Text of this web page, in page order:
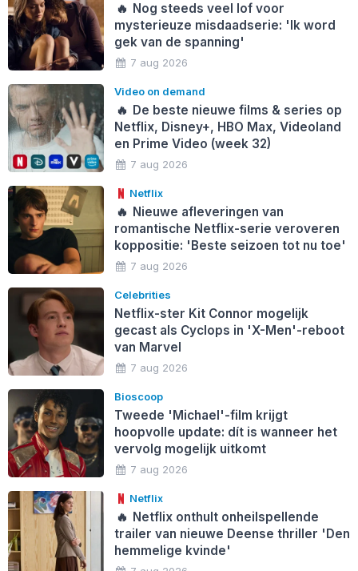
🔥 Nog steeds veel lof voor
mysterieuze misdaadserie: 'Ik word
gek van de spanning'
7 aug 2026
Video on demand
🔥 De beste nieuwe films & series op
Netflix, Disney+, HBO Max, Videoland
en Prime Video (week 32)
7 aug 2026
Netflix
🔥 Nieuwe afleveringen van
romantische Netflix-serie veroveren
koppositie: 'Beste seizoen tot nu toe'
7 aug 2026
Celebrities
Netflix-ster Kit Connor mogelijk
gecast als Cyclops in 'X-Men'-reboot
van Marvel
7 aug 2026
Bioscoop
Tweede 'Michael'-film krijgt
hoopvolle update: dít is wanneer het
vervolg mogelijk uitkomt
7 aug 2026
Netflix
🔥 Netflix onthult onheilspellende
trailer van nieuwe Deense thriller 'Den
hemmelige kvinde'